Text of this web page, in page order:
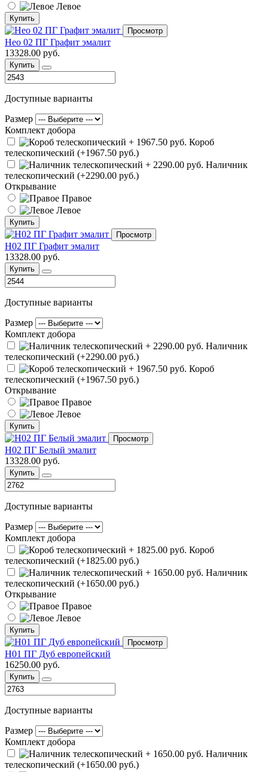
Левое
Купить
Просмотр
Нео 02 ПГ Графит эмалит
13328.00 руб.
Купить
Доступные варианты
Размер
Комплект добора
Короб
телескопический (+1967.50 руб.)
Наличник
телескопический (+2290.00 руб.)
Открывание
Правое
Левое
Купить
Просмотр
Н02 ПГ Графит эмалит
13328.00 руб.
Купить
Доступные варианты
Размер
Комплект добора
Наличник
телескопический (+2290.00 руб.)
Короб
телескопический (+1967.50 руб.)
Открывание
Правое
Левое
Купить
Просмотр
Н02 ПГ Белый эмалит
13328.00 руб.
Купить
Доступные варианты
Размер
Комплект добора
Короб
телескопический (+1825.00 руб.)
Наличник
телескопический (+1650.00 руб.)
Открывание
Правое
Левое
Купить
Просмотр
Н01 ПГ Дуб европейский
16250.00 руб.
Купить
Доступные варианты
Размер
Комплект добора
Наличник
телескопический (+1650.00 руб.)